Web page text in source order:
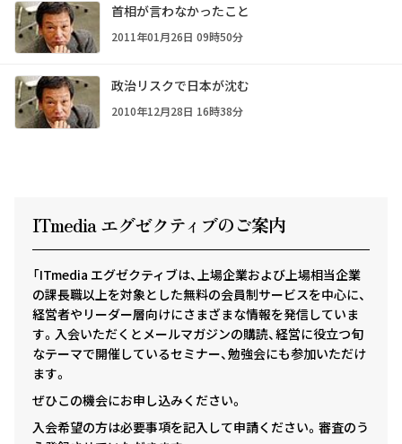
首相が言わなかったこと
2011年01月26日 09時50分
政治リスクで日本が沈む
2010年12月28日 16時38分
ITmedia エグゼクティ ブのご案内
「ITmedia エグゼクティブは、上場企業および上場相当企業
の課長職以上を対象とした無料の会員制サービスを中心に、
経営者やリーダー層向けにさまざまな情報を発信していま
す。入会いただくとメールマガジンの購読、経営に役立つ旬
なテーマで開催しているセミナー、勉強会にも参加いただけ
ます。
ぜひこの機会にお申し込みください。
入会希望の方は必要事項を記入して申請ください。審査のう